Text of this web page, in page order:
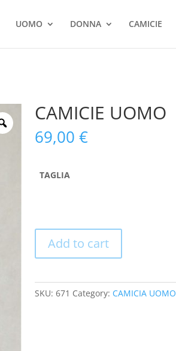
UOMO DONNA CAMICIE
CAMICIE UOMO
69,00 €
TAGLIA
Add to cart
SKU: 671 Category: CAMICIA UOMO